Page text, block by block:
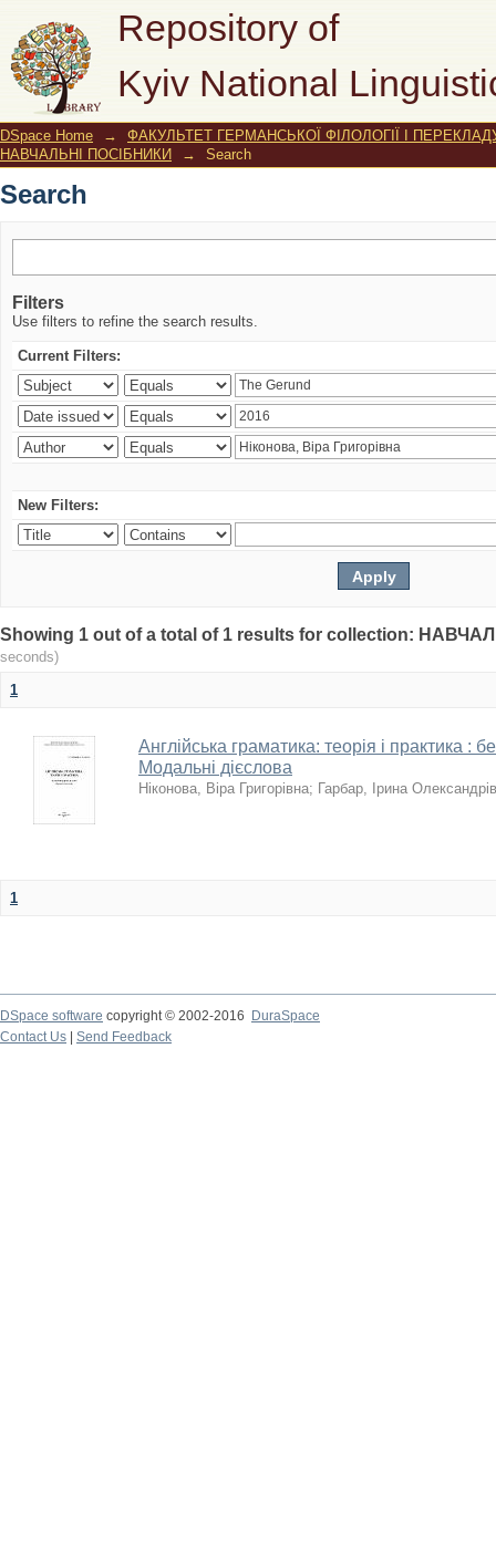
Repository of
Kyiv National
Search
DSpace Home →
ФАКУЛЬТЕТ ГЕРМАНСЬКОЇ ФІЛОЛОГІЇ І
НАВЧАЛЬНІ ПОСІБНИКИ
→ Search
Search
Filters
Use filters to refine the search results.
Current Filters:
New Filters:
Showing 1 out of a total of 1 results for collection:
seconds)
1
Англійська граматика: теорія і практика :
Модальні дієслова
Ніконова, Віра Григорівна; Гарбар, Ірина
1
DSpace software copyright © 2002-2016
DuraSpace
Contact Us
Send Feedback